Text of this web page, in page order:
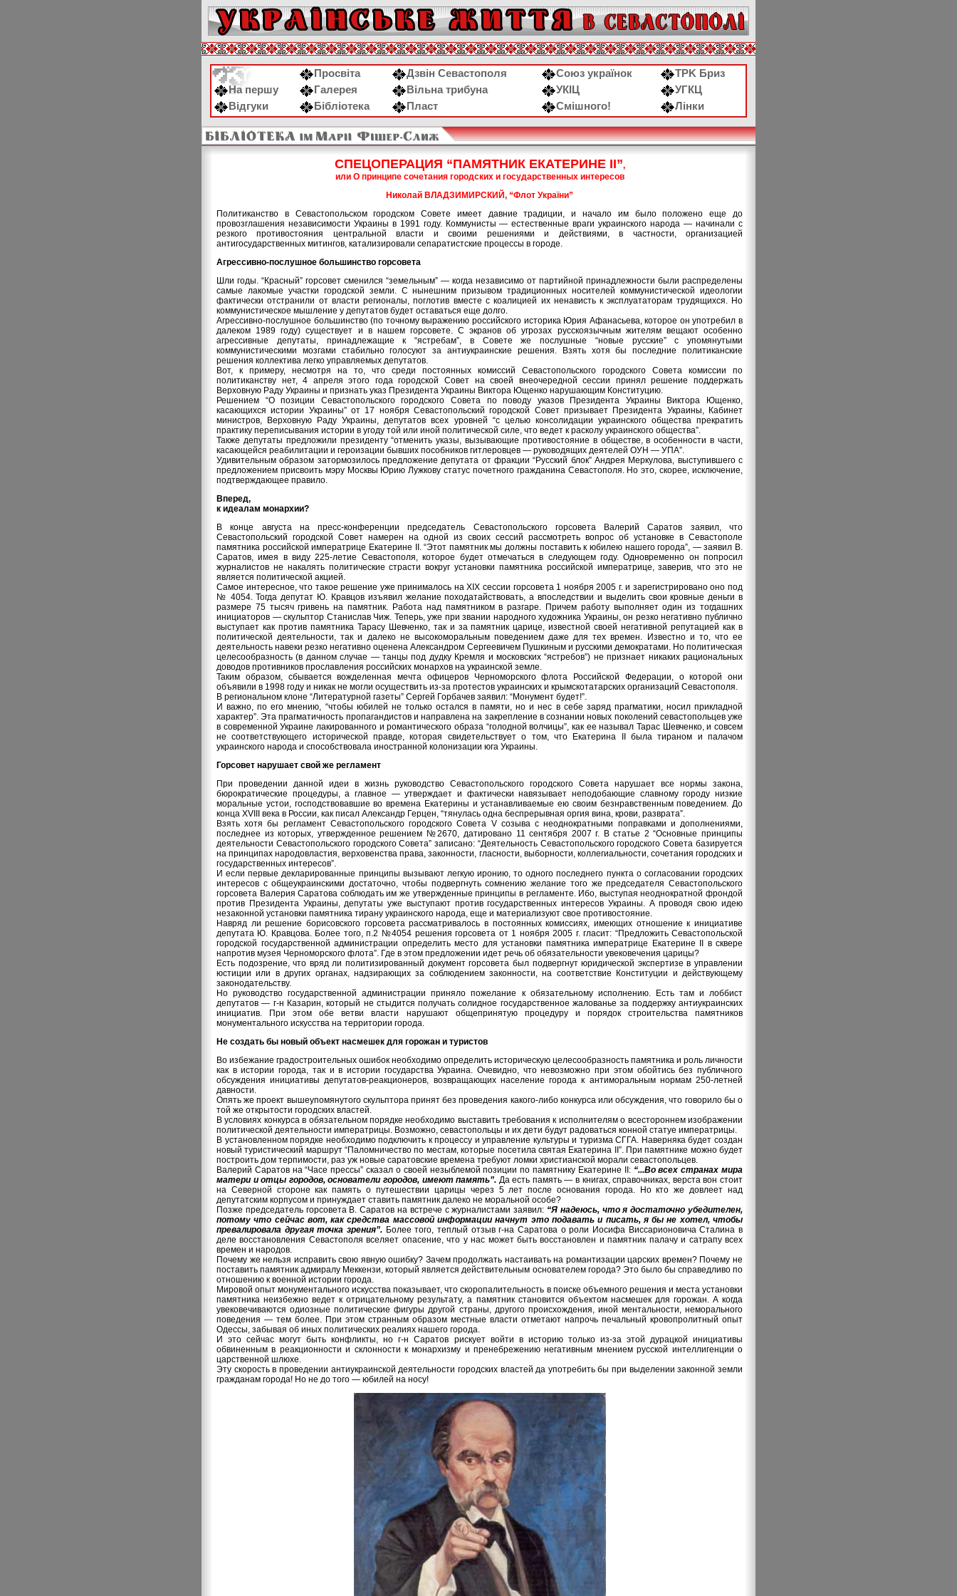
Просвіта Дзвін Севастополя Союз українок
ТРK Бриз
На першу
Галерея Вільна трибуна УКІЦ
УГКЦ
Відгуки
Бібліотека Пласт Смішного! Лінки
СПЕЦОПЕРАЦИЯ “ПАМЯТНИК ЕКАТЕРИНЕ II”,
или О принципе сочетания городских и государственных интересов
Николай ВЛАДЗИМИРСКИЙ, “Флот України”
Политиканство в Севастопольском городском Совете имеет давние традиции, и начало им было положено еще до
провозглашения независимости Украины в 1991 году. Коммунисты — естественные враги украинского народа — начинали с
резкого противостояния центральной власти и своими решениями и действиями, в частности, организацией
антигосударственных митингов, катализировали сепаратистские процессы в городе.
Агрессивно-послушное большинство горсовета
Шли годы. “Красный” горсовет сменился “земельным” — когда независимо от партийной принадлежности были распределены
самые лакомые участки городской земли. С нынешним призывом традиционных носителей коммунистической идеологии
фактически отстранили от власти регионалы, поглотив вместе с коалицией их ненависть к эксплуататорам трудящихся. Но
коммунистическое мышление у депутатов будет оставаться еще долго.
Агрессивно-послушное большинство (по точному выражению российского историка Юрия Афанасьева, которое он употребил в
далеком 1989 году) существует и в нашем горсовете. С экранов об угрозах русскоязычным жителям вещают особенно
агрессивные депутаты, принадлежащие к “ястребам”, в Cовете же послушные “новые русские” с упомянутыми
коммунистическими мозгами стабильно голосуют за антиукраинские решения. Взять хотя бы последние политиканские
решения коллектива легко управляемых депутатов.
Вот, к примеру, несмотря на то, что среди постоянных комиссий Севастопольского городского Совета комиссии по
политиканству нет, 4 апреля этого года городской Совет на своей внеочередной сессии принял решение поддержать
Верховную Раду Украины и признать указ Президента Украины Виктора Ющенко нарушающим Конституцию.
Решением “О позиции Севастопольского городского Совета по поводу указов Президента Украины Виктора Ющенко,
касающихся истории Украины” от 17 ноября Севастопольский городской Совет призывает Президента Украины, Кабинет
министров, Верховную Раду Украины, депутатов всех уровней “с целью консолидации украинского общества прекратить
практику переписывания истории в угоду той или иной политической силе, что ведет к расколу украинского общества”.
Также депутаты предложили президенту “отменить указы, вызывающие противостояние в обществе, в особенности в части,
касающейся реабилитации и героизации бывших пособников гитлеровцев — руководящих деятелей ОУН — УПА”.
Удивительным образом затормозилось предложение депутата от фракции “Русский блок” Андрея Меркулова, выступившего с
предложением присвоить мэру Москвы Юрию Лужкову статус почетного гражданина Севастополя. Но это, скорее, исключение,
подтверждающее правило.
Вперед,
к идеалам монархии?
В конце августа на пресс-конференции председатель Севастопольского горсовета Валерий Саратов заявил, что
Севастопольский городской Совет намерен на одной из своих сессий рассмотреть вопрос об установке в Севастополе
памятника российской императрице Екатерине II. “Этот памятник мы должны поставить к юбилею нашего города”, — заявил В.
Саратов, имея в виду 225-летие Севастополя, которое будет отмечаться в следующем году. Одновременно он попросил
журналистов не накалять политические страсти вокруг установки памятника российской императрице, заверив, что это не
является политической акцией.
Самое интересное, что такое решение уже принималось на ХІХ сессии горсовета 1 ноября 2005 г. и зарегистрировано оно под
№ 4054. Тогда депутат Ю. Кравцов изъявил желание походатайствовать, а впоследствии и выделить свои кровные деньги в
размере 75 тысяч гривень на памятник. Работа над памятником в разгаре. Причем работу выполняет один из тогдашних
инициаторов — скульптор Станислав Чиж. Теперь, уже при звании народного художника Украины, он резко негативно публично
выступает как против памятника Тарасу Шевченко, так и за памятник царице, известной своей негативной репутацией как в
политической деятельности, так и далеко не высокоморальным поведением даже для тех времен. Известно и то, что ее
деятельность навеки резко негативно оценена Александром Сергеевичем Пушкиным и русскими демократами. Но политическая
целесообразность (в данном случае — танцы под дудку Кремля и московских “ястребов”) не признает никаких рациональных
доводов противников прославления российских монархов на украинской земле.
Таким образом, сбывается вожделенная мечта офицеров Черноморского флота Российской Федерации, о которой они
объявили в 1998 году и никак не могли осуществить из-за протестов украинских и крымскотатарских организаций Севастополя.
В региональном клоне “Литературной газеты” Сергей Горбачев заявил: “Монумент будет!”.
И важно, по его мнению, “чтобы юбилей не только остался в памяти, но и нес в себе заряд прагматики, носил прикладной
характер”. Эта прагматичность пропагандистов и направлена на закрепление в сознании новых поколений севастопольцев уже
в современной Украине лакированного и романтического образа “голодной волчицы”, как ее называл Тарас Шевченко, и совсем
не соответствующего исторической правде, которая свидетельствует о том, что Екатерина II была тираном и палачом
украинского народа и способствовала иностранной колонизации юга Украины.
Горсовет нарушает свой же регламент
При проведении данной идеи в жизнь руководство Севастопольского городского Совета нарушает все нормы закона,
бюрократические процедуры, а главное — утверждает и фактически навязывает неподобающие славному городу низкие
моральные устои, господствовавшие во времена Екатерины и устанавливаемые ею своим безнравственным поведением. До
конца XVIII века в России, как писал Александр Герцен, “тянулась одна беспрерывная оргия вина, крови, разврата”.
Взять хотя бы регламент Севастопольского городского Совета V созыва с неоднократными поправками и дополнениями,
последнее из которых, утвержденное решением №2670, датировано 11 сентября 2007 г. В статье 2 “Основные принципы
деятельности Севастопольского городского Совета” записано: “Деятельность Севастопольского городского Совета базируется
на принципах народовластия, верховенства права, законности, гласности, выборности, коллегиальности, сочетания городских и
государственных интересов”.
И если первые декларированные принципы вызывают легкую иронию, то одного последнего пункта о согласовании городских
интересов с общеукраинскими достаточно, чтобы подвергнуть сомнению желание того же председателя Севастопольского
горсовета Валерия Саратова соблюдать им же утвержденные принципы в регламенте. Ибо, выступая неоднократной фрондой
против Президента Украины, депутаты уже выступают против государственных интересов Украины. А проводя свою идею
незаконной установки памятника тирану украинского народа, еще и материализуют свое противостояние.
Навряд ли решение борисовского горсовета рассматривалось в постоянных комиссиях, имеющих отношение к инициативе
депутата Ю. Кравцова. Более того, п.2 №4054 решения горсовета от 1 ноября 2005 г. гласит: “Предложить Севастопольской
городской государственной администрации определить место для установки памятника императрице Екатерине II в сквере
напротив музея Черноморского флота”. Где в этом предложении идет речь об обязательности увековечения царицы?
Есть подозрение, что вряд ли политизированный документ горсовета был подвергнут юридической экспертизе в управлении
юстиции или в других органах, надзирающих за соблюдением законности, на соответствие Конституции и действующему
законодательству.
Но руководство государственной администрации приняло пожелание к обязательному исполнению. Есть там и лоббист
депутатов — г-н Казарин, который не стыдится получать солидное государственное жалованье за поддержку антиукраинских
инициатив. При этом обе ветви власти нарушают общепринятую процедуру и порядок строительства памятников
монументального искусства на территории города.
Не создать бы новый объект насмешек для горожан и туристов
Во избежание градостроительных ошибок необходимо определить историческую целесообразность памятника и роль личности
как в истории города, так и в истории государства Украина. Очевидно, что невозможно при этом обойтись без публичного
обсуждения инициативы депутатов-реакционеров, возвращающих население города к антиморальным нормам 250-летней
давности.
Опять же проект вышеупомянутого скульптора принят без проведения какого-либо конкурса или обсуждения, что говорило бы о
той же открытости городских властей.
В условиях конкурса в обязательном порядке необходимо выставить требования к исполнителям о всестороннем изображении
политической деятельности императрицы. Возможно, севастопольцы и их дети будут радоваться конной статуе императрицы.
В установленном порядке необходимо подключить к процессу и управление культуры и туризма СГГА. Наверняка будет создан
новый туристический маршрут “Паломничество по местам, которые посетила святая Екатерина II”. При памятнике можно будет
построить дом терпимости, раз уж новые саратовские времена требуют ломки христианской морали севастопольцев.
Валерий Саратов на “Часе прессы” сказал о своей незыблемой позиции по памятнику Екатерине II: “...Во всех странах мира
матери и отцы городов, основатели городов, имеют память”. Да есть память — в книгах, справочниках, верста вон стоит
на Северной стороне как память о путешествии царицы через 5 лет после основания города. Но кто же довлеет над
депутатским корпусом и принуждает ставить памятник далеко не моральной особе?
Позже председатель горсовета В. Саратов на встрече с журналистами заявил: “Я надеюсь, что я достаточно убедителен,
потому что сейчас вот, как средства массовой информации начнут это подавать и писать, я бы не хотел, чтобы
превалировала другая точка зрения”. Более того, теплый отзыв г-на Саратова о роли Иосифа Виссарионовича Сталина в
деле восстановления Севастополя вселяет опасение, что у нас может быть восстановлен и памятник палачу и сатрапу всех
времен и народов.
Почему же нельзя исправить свою явную ошибку? Зачем продолжать настаивать на романтизации царских времен? Почему не
поставить памятник адмиралу Меккензи, который является действительным основателем города? Это было бы справедливо по
отношению к военной истории города.
Мировой опыт монументального искусства показывает, что скоропалительность в поиске объемного решения и места установки
памятника неизбежно ведет к отрицательному результату, а памятник становится объектом насмешек для горожан. А когда
увековечиваются одиозные политические фигуры другой страны, другого происхождения, иной ментальности, неморального
поведения — тем более. При этом странным образом местные власти отметают напрочь печальный кровопролитный опыт
Одессы, забывая об иных политических реалиях нашего города.
И это сейчас могут быть конфликты, но г-н Саратов рискует войти в историю только из-за этой дурацкой инициативы
обвиненным в реакционности и склонности к монархизму и пренебрежению негативным мнением русской интеллигенции о
царственной шлюхе.
Эту скорость в проведении антиукраинской деятельности городских властей да употребить бы при выделении законной земли
гражданам города! Но не до того — юбилей на носу!